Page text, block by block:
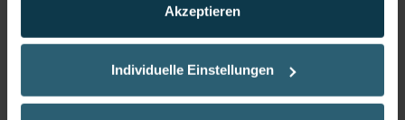
Akzeptieren
Individuelle Einstellungen
barrierefreiheit@logitel.de
ZUSTÄNDIGE
MARKTÜBERWACHUNGSBEHÖRDE